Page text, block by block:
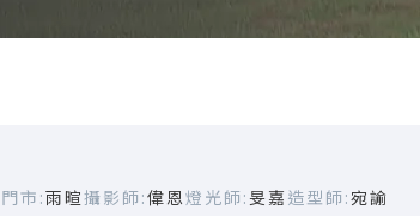
門市:雨暄攝影師:偉恩燈光師:旻嘉 造型師:宛諭